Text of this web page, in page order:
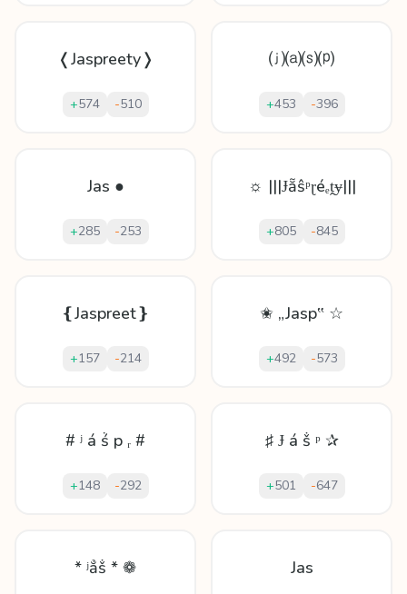
❬Jaspreety❭
+574 -510
⒥⒜⒮⒫
+453 -396
Jas ●
+285 -253
☼ |||Ɉẵŝᵖɽéₑṱɏ|||
+805 -845
❴Jaspreet❵
+157 -214
✬ „Jasp‟ ☆
+492 -573
# ʲ á ṥ p ᵣ #
+148 -292
♯ Ɉ á ṧ ᵖ ✰
+501 -647
* ʲẳṧ * ❁ Jas